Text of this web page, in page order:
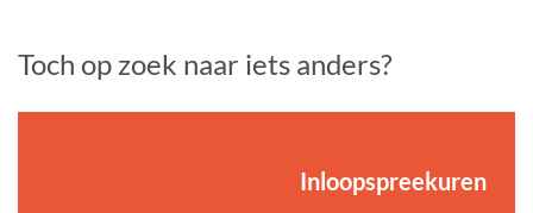
Toch op zoek naar iets anders?
Inloopspreekuren